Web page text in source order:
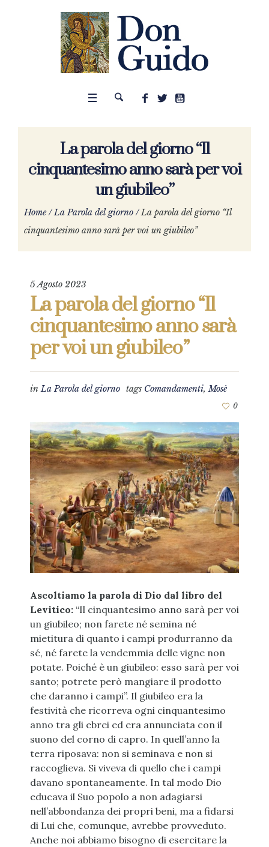
La parola del giorno “Il
cinquantesimo anno sarà per voi
un giubileo”
Home /La Parola del giorno /La parola del giorno “Il
cinquantesimo anno sarà per voi un giubileo”
5 Agosto 2023
La parola del giorno “Il
cinquantesimo anno sarà
per voi un giubileo”
inLa Parola del giorno tags Comandamenti,Mosè
0
Ascoltiamo la parola di Dio dal libro del
Levitico: “Il cinquantesimo anno sarà per voi
un giubileo; non farete né semina né
mietitura di quanto i campi produrranno da
sé, né farete la vendemmia delle vigne non
potate. Poiché è un giubileo: esso sarà per voi
santo; potrete però mangiare il prodotto
che daranno i campi”. Il giubileo era la
festività che ricorreva ogni cinquantesimo
anno tra gli ebrei ed era annunciata con il
suono del corno di capro. In quell’anno la
terra riposava: non si seminava e non si
raccoglieva. Si viveva di quello che i campi
davano spontaneamente. In tal modo Dio
educava il Suo popolo a non adagiarsi
nell’abbondanza dei propri beni, ma a fidarsi
di Lui che, comunque, avrebbe provveduto.
Anche noi abbiamo bisogno di esercitare la